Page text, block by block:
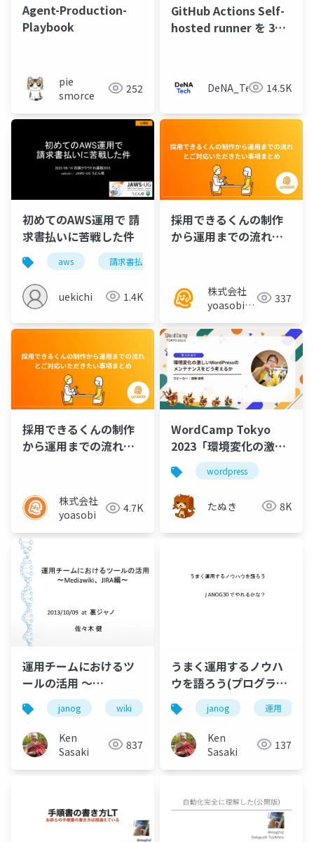
Agent-Production-
Playbook
pie
smorce
252
GitHub Actions Self-
hosted runner を 3年
ークフローと管理の課
題
DeNA_Tech 14.5K
初めてのAWS運用で 請
求書払いに苦戦した件
aws 請求書払い
uekichi 1.4K
採用できるくんの制作
から運用までの流れと
株式会社
yoasobi／
様
337
採用できるくんの制作
から運用までの流れと
株式会社
yoasobi
4.7K
WordCamp Tokyo
2023「環境変化の激し
いWordPressのメンテ
ナンスをどう考える
か」
wordpress
たぬき 8K
運用チームにおけるツ
ールの活用 〜
Mediawiki、JIRA編〜
janog wiki jira 運用 ツール
Ken
Sasaki
837
うまく運用するノウハ
ウを語ろう(プログラム
応募資料)
janog 運用
Ken
Sasaki
137